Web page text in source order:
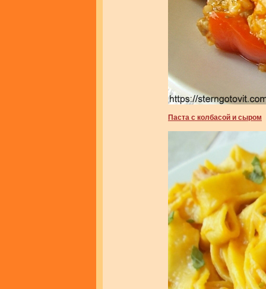
Паста с колбасой и сыром